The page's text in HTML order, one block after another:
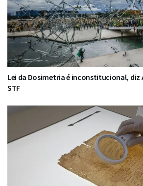
Lei da Dosimetria é inconstitucional, diz
STF